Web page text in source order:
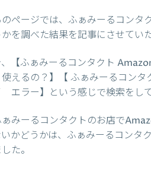
ページでは、ふぁみーるコン
を調べた結果を記事にさせていた
、【ふぁみーるコンタクト
えるの？】【 ふぁみーるコンタ
エラー】という感じで検索をして
みーるコンタクトのお店で
かどうかは、ふぁみーるコンタ
た。